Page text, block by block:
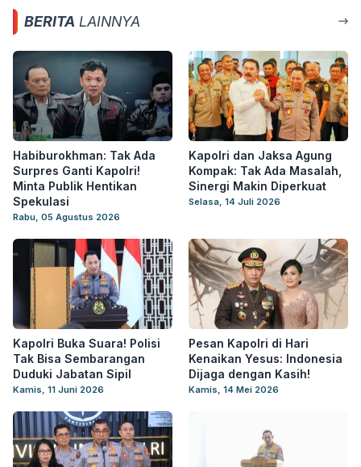
BERITA LAINNYA
Habiburokhman: Tak Ada
Surpres Ganti Kapolri!
Minta Publik Hentikan
Spekulasi
Rabu, 05 Agustus 2026
Kapolri dan Jaksa Agung
Kompak: Tak Ada Masalah,
Sinergi Makin Diperkuat
Selasa, 14 Juli 2026
Kapolri Buka Suara! Polisi
Tak Bisa Sembarangan
Duduki Jabatan Sipil
Kamis, 11 Juni 2026
Pesan Kapolri di Hari
Kenaikan Yesus: Indonesia
Dijaga dengan Kasih!
Kamis, 14 Mei 2026